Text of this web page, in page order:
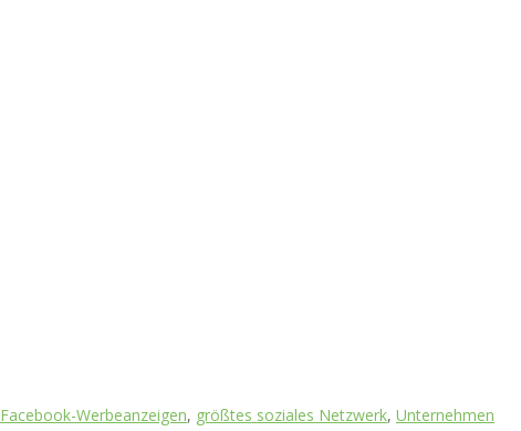
Facebook-Werbeanzeigen, größtes soziales Netzwerk, Unternehmen